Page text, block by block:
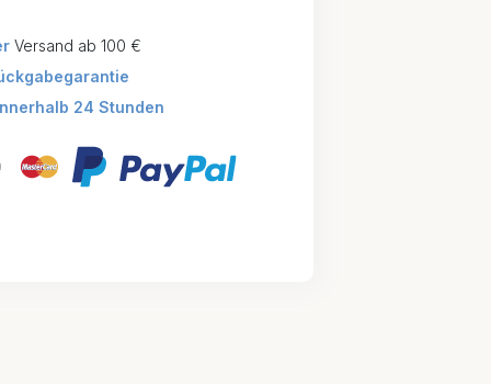
Versand ab 100 €
24 Stunden